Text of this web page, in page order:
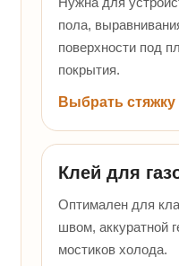
пола,
поверхности под
покрытия.
Выбрать стяжку
Клей для
Оптимален для
швом, аккуратной
мостиков холода.